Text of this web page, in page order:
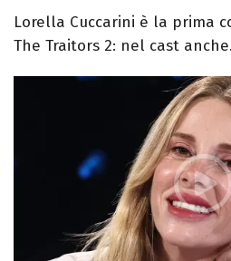
Lorella Cuccarini è la prima
The Traitors 2: nel cast